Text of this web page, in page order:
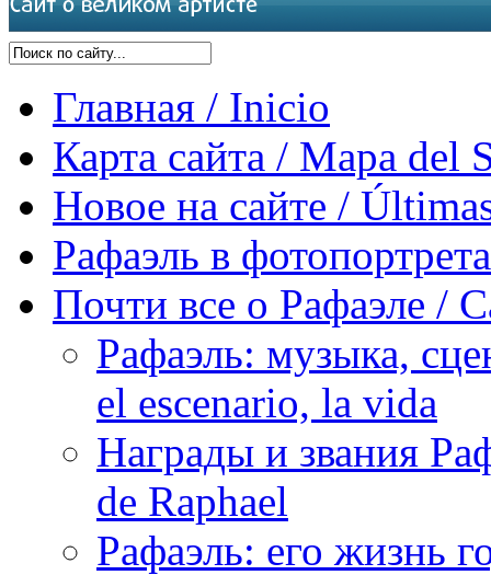
Главная / Inicio
Карта сайта / Mapa del
Новое на сайте /
Рафаэль в
Почти все о Рафаэле /
Рафаэль: музыка,
el escenario, la vida
Награды и звания
de Raphael
Рафаэль: его жизнь